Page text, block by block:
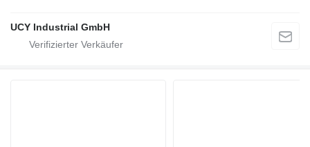
UCY Industrial GmbH